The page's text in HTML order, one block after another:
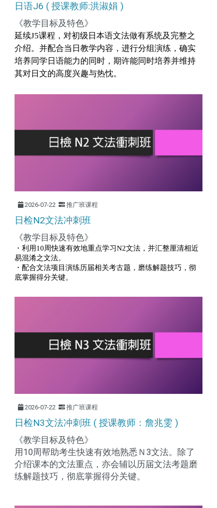
日语J6 ( 授课教师:洪淑娟 )
《教学目标及特色》
延续J5课程，对初级日本语文法做有系统及完整之
介绍。并配合当日教学内容，进行分组演练，确实
培养同学日语能力的同时，期许能同时培养并维持
其对日文的高度兴趣与热忱。
2026-07-22 推广班课程
日检N2文法冲刺班
《教学目标及特色》
・利用10周快速有效地重点学习N2文法，并汇整厘清相近
易混淆之文法。
・配合文法项目演练历届相关考古题，磨练解题技巧，彻
底掌握得分关键。
2026-07-22 推广班课程
日检N3文法冲刺班 ( 授课教师：詹兆雯 )
《教学目标及特色》
用10周帮助考生快速有效地熟悉Ｎ3文法。除了
介绍课本的文法重点，亦会辅以历届文法考题磨
练解题技巧，彻底掌握得分关键。